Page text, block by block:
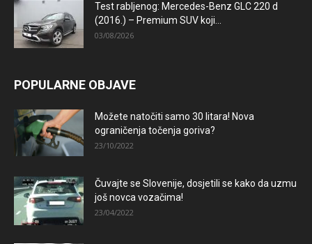
Test rabljenog: Mercedes-Benz GLC 220 d
(2016.) – Premium SUV koji...
03/08/2026
POPULARNE OBJAVE
Možete natočiti samo 30 litara! Nova
ograničenja točenja goriva?
23/10/2022
Čuvajte se Slovenije, dosjetili se kako da uzmu
još novca vozačima!
23/04/2022